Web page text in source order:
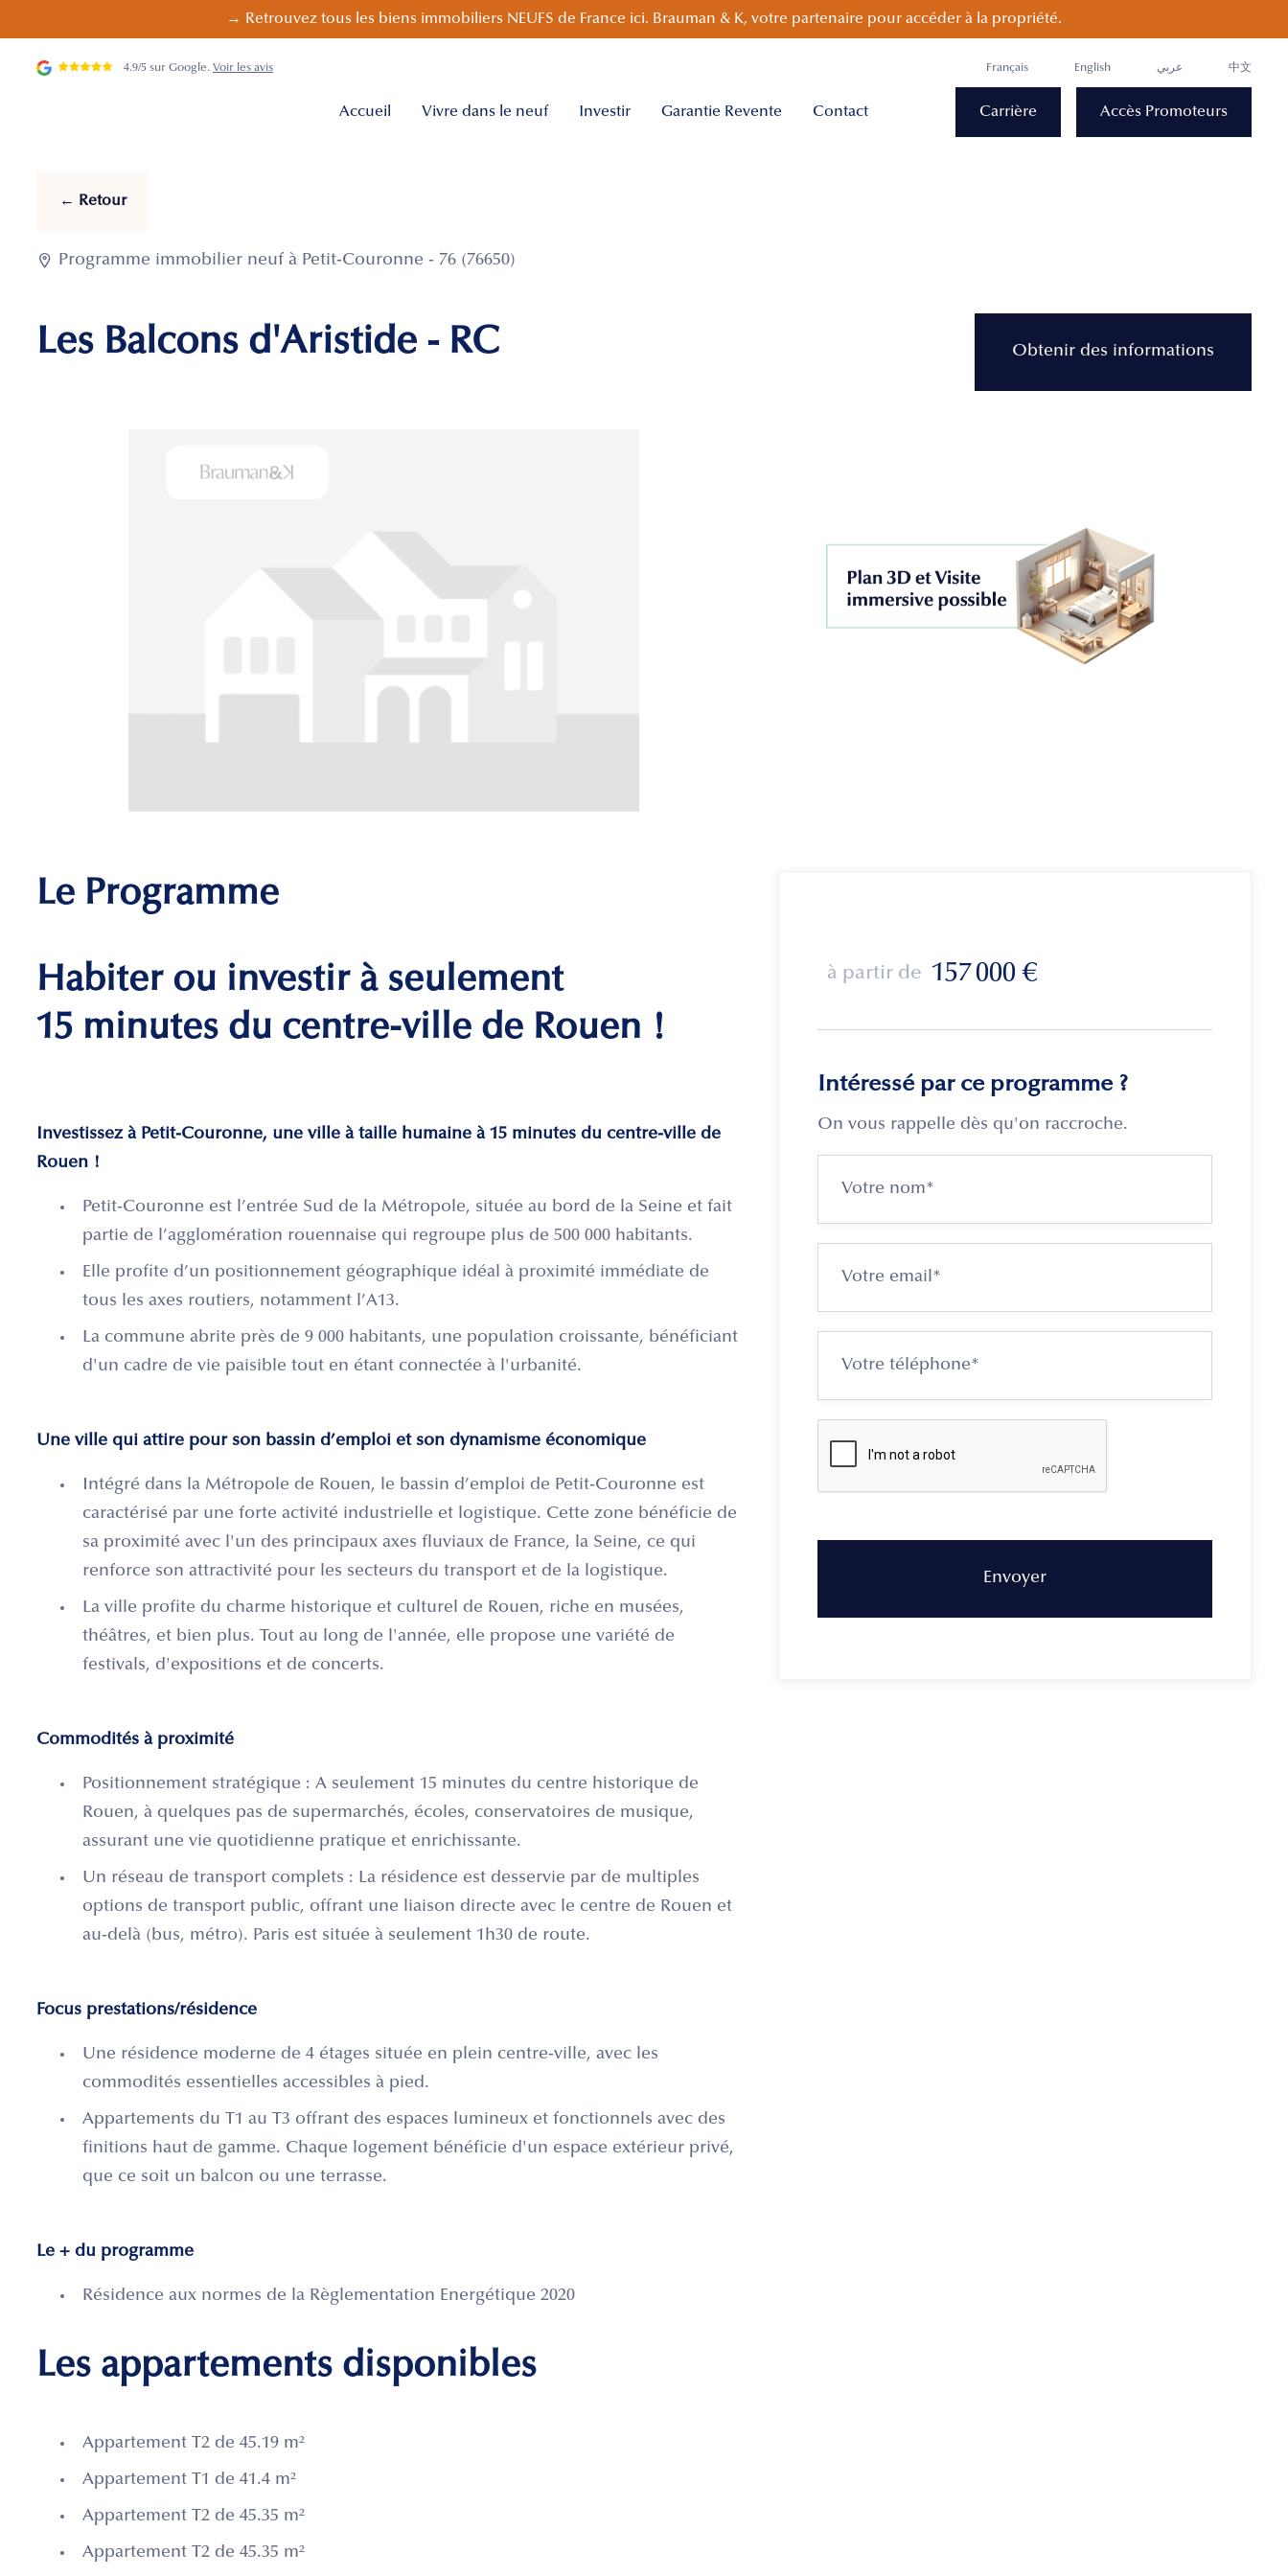
→ Retrouvez tous les biens immobiliers NEUFS de France ici. Brauman & K, votre partenaire pour accéder à la propriété.
4.9/5 sur Google. Voir les avis Français English عربي 中文
Accueil Vivre dans le neuf Investir Garantie Revente Contact Carrière Accès Promoteurs
← Retour
 Programme immobilier neuf à Petit-Couronne - 76 (76650)
Les Balcons d'Aristide - RC Obtenir des informations
Le Programme
Habiter ou investir à seulement
15 minutes du centre-ville de Rouen !
Investissez à Petit-Couronne, une ville à taille humaine à 15 minutes du centre-ville de
Rouen !
Petit-Couronne est l’entrée Sud de la Métropole, située au bord de la Seine et fait
partie de l’agglomération rouennaise qui regroupe plus de 500 000 habitants.
Elle profite d’un positionnement géographique idéal à proximité immédiate de
tous les axes routiers, notamment l’A13.
La commune abrite près de 9 000 habitants, une population croissante, bénéficiant
d'un cadre de vie paisible tout en étant connectée à l'urbanité.
Une ville qui attire pour son bassin d’emploi et son dynamisme économique
Intégré dans la Métropole de Rouen, le bassin d’emploi de Petit-Couronne est
caractérisé par une forte activité industrielle et logistique. Cette zone bénéficie de
sa proximité avec l'un des principaux axes fluviaux de France, la Seine, ce qui
renforce son attractivité pour les secteurs du transport et de la logistique.
La ville profite du charme historique et culturel de Rouen, riche en musées,
théâtres, et bien plus. Tout au long de l'année, elle propose une variété de
festivals, d'expositions et de concerts.
Commodités à proximité
Positionnement stratégique : A seulement 15 minutes du centre historique de
Rouen, à quelques pas de supermarchés, écoles, conservatoires de musique,
assurant une vie quotidienne pratique et enrichissante.
Un réseau de transport complets : La résidence est desservie par de multiples
options de transport public, offrant une liaison directe avec le centre de Rouen et
au-delà (bus, métro). Paris est située à seulement 1h30 de route.
Focus prestations/résidence
Une résidence moderne de 4 étages située en plein centre-ville, avec les
commodités essentielles accessibles à pied.
Appartements du T1 au T3 offrant des espaces lumineux et fonctionnels avec des
finitions haut de gamme. Chaque logement bénéficie d'un espace extérieur privé,
que ce soit un balcon ou une terrasse.
Le + du programme
Résidence aux normes de la Règlementation Energétique 2020
Les appartements disponibles
Appartement T2 de 45.19 m²
Appartement T1 de 41.4 m²
Appartement T2 de 45.35 m²
Appartement T2 de 45.35 m²
à partir de 157 000 €
Intéressé par ce programme ?
On vous rappelle dès qu'on raccroche.